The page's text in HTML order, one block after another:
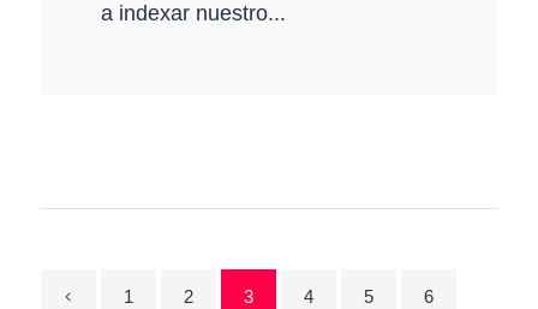
a indexar nuestro...
1 2 3 4 5 6